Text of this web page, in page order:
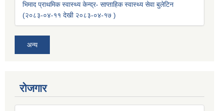
भिमाद प्राथमिक स्वास्थ्य केन्द्र- साप्ताहिक स्वास्थ्य सेवा बुलेटिन
(२०८३-०४-११ देखी २०८३-०४-१७ )
अन्य
रोजगार